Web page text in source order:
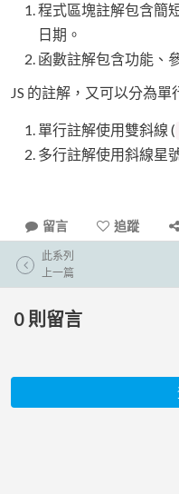
程式區塊註解包含簡
日期。
函數註解包含功能、
JS 的註解，又可以分為單
單行註解使用雙斜線 (
多行註解使用斜線星
留言 追蹤
此系列
上一篇
0 則留言